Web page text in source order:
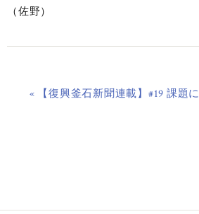
（佐野）
« 【復興釜石新聞連載】#19 課題